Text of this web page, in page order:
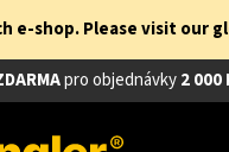
e-shop. Please visit our
pro objednávky2 000